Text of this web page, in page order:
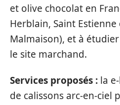
et olive chocolat en
Herblain, Saint
Malmaison), et à
le site marchand.
Services proposés : la
de calissons arc-en-ciel